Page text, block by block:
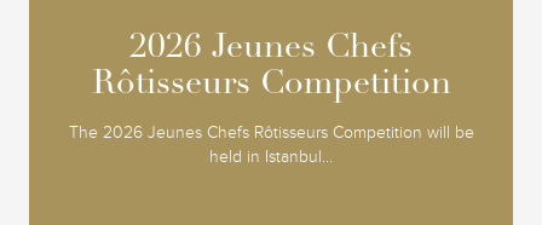
2026 Jeunes Chefs
Rôtisseurs Competition
The 2026 Jeunes Chefs Rôtisseurs Competition will be
held in Istanbul...
2026 Jeunes Chefs
Rôtisseurs Competition